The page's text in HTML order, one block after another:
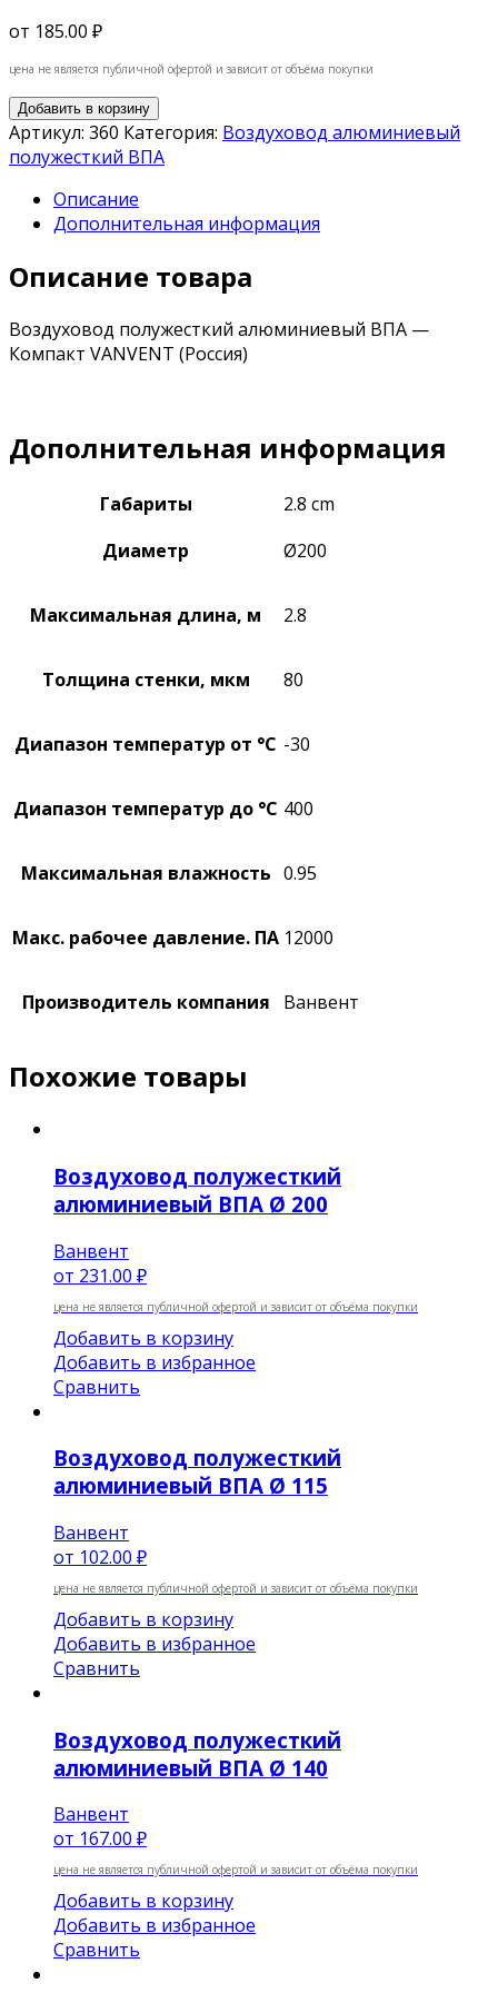
от 185.00 ₽
цена не является публичной офертой и зависит от объёма покупки
Добавить в корзину
Артикул: 360 Категория: Воздуховод алюминиевый
полужесткий ВПА
Описание
Дополнительная информация
Описание товара
Воздуховод полужесткий алюминиевый ВПА —
Компакт VANVENT (Россия)
Дополнительная информация
Габариты
2.8 cm
Диаметр
Ø200
Максимальная длина, м 2.8
Толщина стенки, мкм 80
Диапазон температур от °C -30
Диапазон температур до °C 400
Максимальная влажность 0.95
Макс. рабочее давление. ПА 12000
Производитель компания Ванвент
Похожие товары
Воздуховод полужесткий
алюминиевый ВПА Ø 200
Ванвент
от 231.00 ₽
цена не является публичной офертой и зависит от объёма покупки
Добавить в корзину
Добавить в избранное
Сравнить
Воздуховод полужесткий
алюминиевый ВПА Ø 115
Ванвент
от 102.00 ₽
цена не является публичной офертой и зависит от объёма покупки
Добавить в корзину
Добавить в избранное
Сравнить
Воздуховод полужесткий
алюминиевый ВПА Ø 140
Ванвент
от 167.00 ₽
цена не является публичной офертой и зависит от объёма покупки
Добавить в корзину
Добавить в избранное
Сравнить